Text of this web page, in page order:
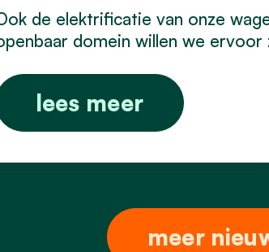
de elektrificatie van onze
domein willen we ervoor
lees meer
meer